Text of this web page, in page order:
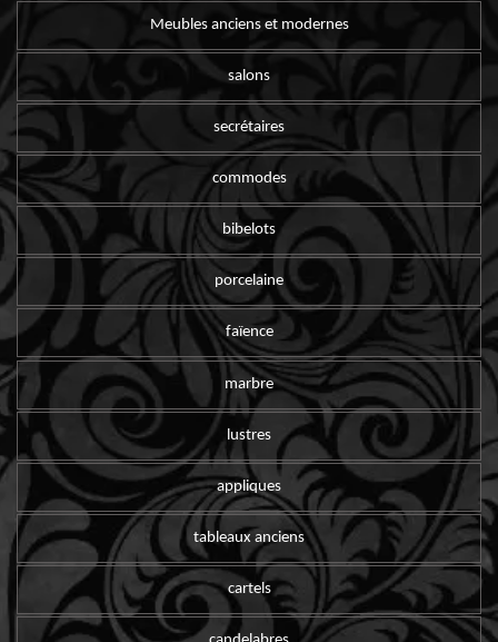
Meubles anciens et modernes
salons
secrétaires
commodes
bibelots
porcelaine
faïence
marbre
lustres
appliques
tableaux anciens
cartels